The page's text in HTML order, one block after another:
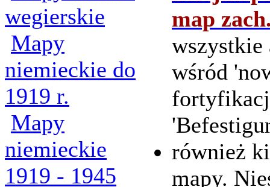
wegierskie
Mapy
niemieckie do
1919 r.
Mapy
niemieckie
1919 - 1945
map
wszystkie
wśród
również
mapy.